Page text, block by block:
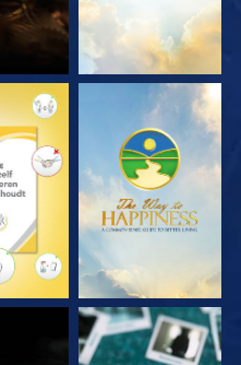
KIJK